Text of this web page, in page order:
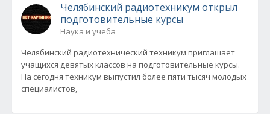
Челябинский радиотехникум открыл
подготовительные курсы
Наука и учеба
Челябинский радиотехнический техникум приглашает
учащихся девятых классов на подготовительные курсы.
На сегодня техникум выпустил более пяти тысяч молодых
специалистов,